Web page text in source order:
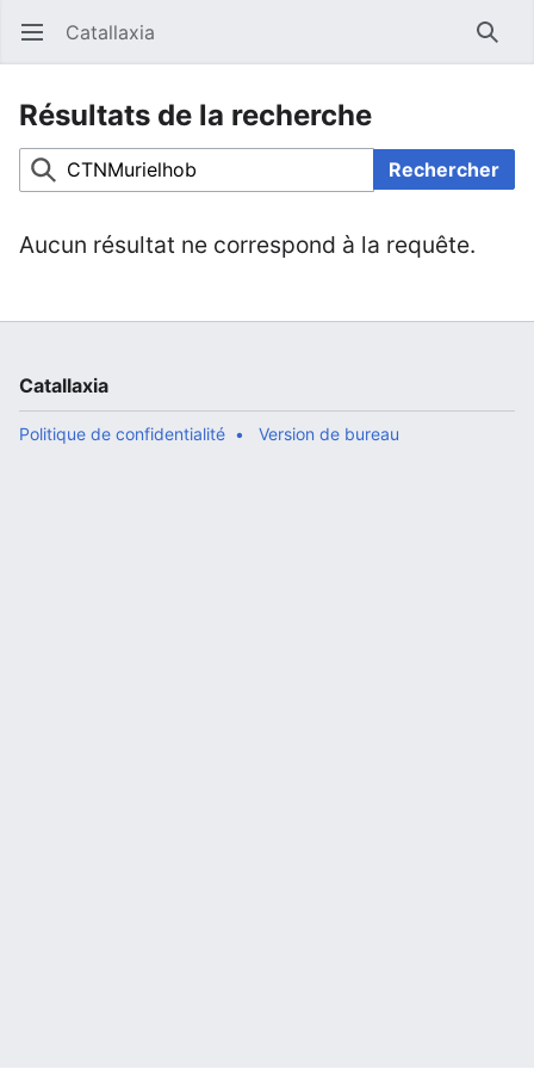
Ouvrir le menu principal Catallaxia
Résultats de la recherche
Rechercher
Aucun résultat ne correspond à la requête.
Catallaxia
Politique de confidentialité Version de bureau